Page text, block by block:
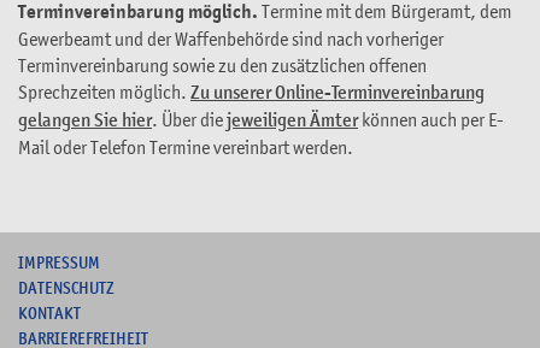
Terminvereinbarung möglich. Termine mit dem Bürgeramt, dem
Gewerbeamt und der Waffenbehörde sind nach vorheriger
Terminvereinbarung sowie zu den zusätzlichen offenen
Sprechzeiten möglich. Zu unserer Online-Terminvereinbarung
gelangen Sie hier. Über diejeweiligen Ämterkönnen auch per E-
Mail oder Telefon Termine vereinbart werden.
IMPRESSUM
DATENSCHUTZ
KONTAKT
BARRIEREFREIHEIT